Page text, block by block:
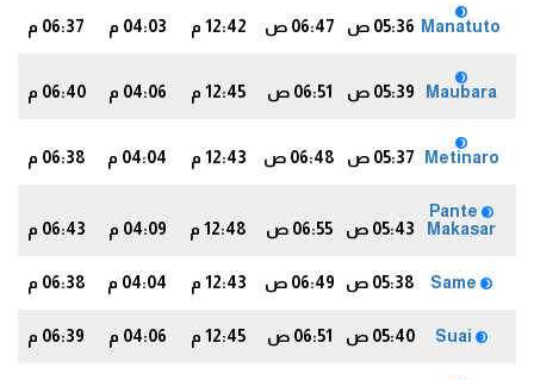
Manatuto 05:36 ص 06:47 ص 12:42 م 04:03 م 06:37 م
Maubara 05:39 ص 06:51 ص 12:45 م 04:06 م 06:40 م
Metinaro 05:37 ص 06:48 ص 12:43 م 04:04 م 06:38 م
Pante
Makasar
05:43 ص 06:55 ص 12:48 م 04:09 م 06:43 م
05:38 ص 06:49 ص 12:43 م 04:04 م 06:38 م
05:40 ص 06:51 ص 12:45 م 04:06 م 06:39 م